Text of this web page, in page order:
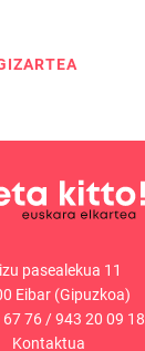
pasealekua 11
Eibar (Gipuzkoa)
67 76/943 20 09 18
Kontaktua